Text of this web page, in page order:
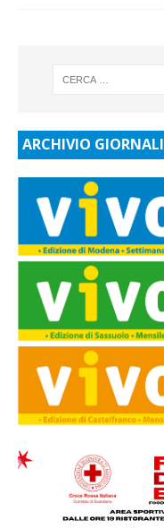
ARCHIVIO GIORNALI